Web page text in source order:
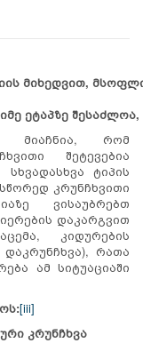
მიხედვით,
ეტაპზე შესაძლოა,
მიაჩნია, რომ
შეტევებია
ტიპის
კრუნჩხვითი
ვისაუბრებთ
დაკარგვით
კიდურების
რათა
ამ სიტუაციაში
[iii]
კრუნჩხვა